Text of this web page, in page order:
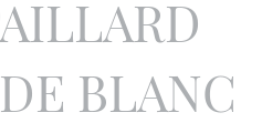
BLANC